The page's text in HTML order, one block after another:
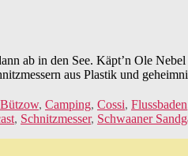
ab in den See. Käpt’n Ole
aus Plastik und
Bützow, Camping, Cossi, Flussbaden
, Schnitzmesser, Schwaaner